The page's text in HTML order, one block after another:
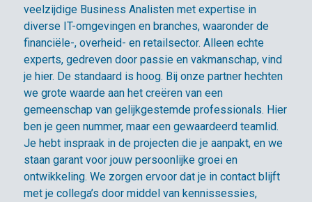
veelzijdige Business Analisten met expertise in
diverse IT-omgevingen en branches, waaronder de
financiële-, overheid- en retailsector. Alleen echte
experts, gedreven door passie en vakmanschap, vind
je hier. De standaard is hoog. Bij onze partner hechten
we grote waarde aan het creëren van een
gemeenschap van gelijkgestemde professionals. Hier
ben je geen nummer, maar een gewaardeerd teamlid.
Je hebt inspraak in de projecten die je aanpakt, en we
staan garant voor jouw persoonlijke groei en
ontwikkeling. We zorgen ervoor dat je in contact blijft
met je collega’s door middel van kennissessies,